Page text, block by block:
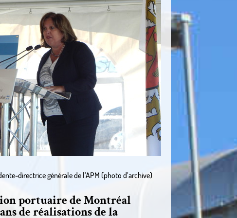
directrice générale de l’APM (photo d’archive)
portuaire de Montréal
de réalisations de la